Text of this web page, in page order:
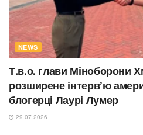
NEWS
Т.в.о. глави Міноборони
розширене інтерв’ю
блогерці Лаурі Лумер
29.07.2026